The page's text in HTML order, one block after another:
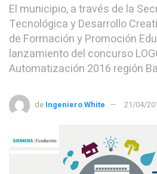
El municipio, a través de la
Tecnológica y Desarrollo
de Formación y Promoción
lanzamiento del concurso
Automatización 2016 región
de Ingeniero White 21/04/